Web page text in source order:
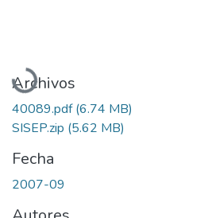
Cargando...
Archivos
40089.pdf(6.74 MB)
SISEP.zip (5.62 MB)
Fecha
2007-09